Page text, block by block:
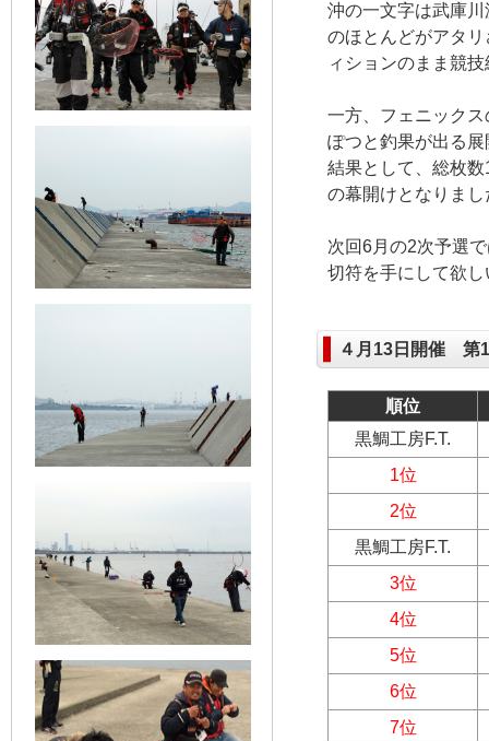
沖の一文字は武庫
のほとんどがアタ
ィションのまま競
一方、フェニック
ぽつと釣果が出る展
結果として、総枚
の幕開けとなりまし
次回6月の2次予選
切符を手にして欲
４月13日開催 第
順位
黒鯛工房F.T.
1位
2位
黒鯛工房F.T.
3位
4位
5位
6位
7位